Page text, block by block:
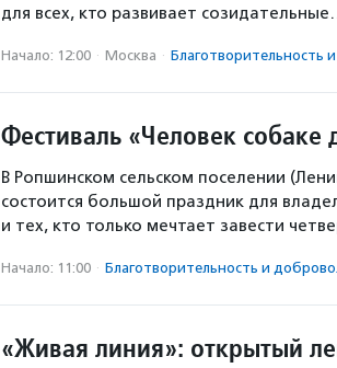
для всех, кто развивает
Начало: 12:00 · Москва · Благотвори­тель­ность
Фестиваль «Человек собаке
В Ропшинском сельском поселении
состоится большой праздник для
и тех, кто только мечтает завести
Начало: 11:00 · Благотвори­тель­ность и
«Живая линия»: открытый